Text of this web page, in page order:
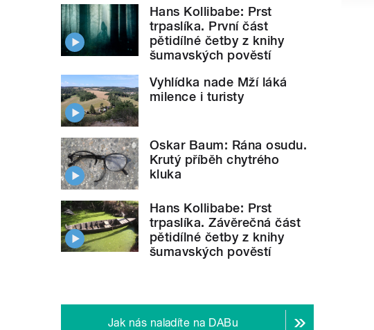
Hans Kollibabe: Prst
trpaslíka. První část
pětidílné četby z knihy
šumavských pověstí
Vyhlídka nade Mží láká
milence i turisty
Oskar Baum: Rána osudu.
Krutý příběh chytrého
kluka
Hans Kollibabe: Prst
trpaslíka. Závěrečná část
pětidílné četby z knihy
šumavských pověstí
Jak nás naladíte na DABu